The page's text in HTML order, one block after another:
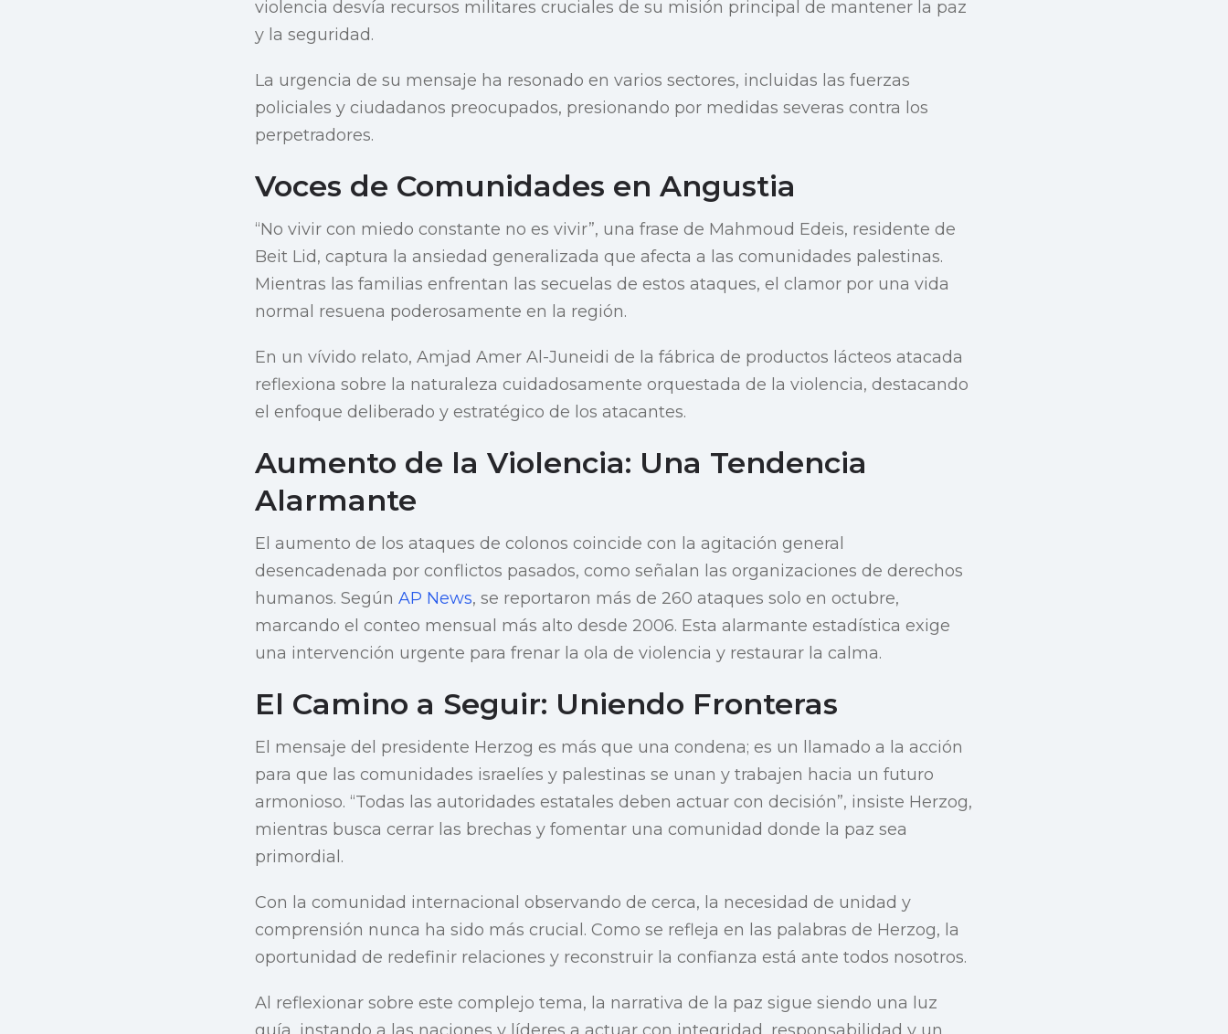
violencia desvía recursos militares cruciales de su misión principal de mantener la paz
y la seguridad.
La urgencia de su mensaje ha resonado en varios sectores, incluidas las fuerzas
policiales y ciudadanos preocupados, presionando por medidas severas contra los
perpetradores.
Voces de Comunidades en Angustia
“No vivir con miedo constante no es vivir”, una frase de Mahmoud Edeis, residente de
Beit Lid, captura la ansiedad generalizada que afecta a las comunidades palestinas.
Mientras las familias enfrentan las secuelas de estos ataques, el clamor por una vida
normal resuena poderosamente en la región.
En un vívido relato, Amjad Amer Al-Juneidi de la fábrica de productos lácteos atacada
reflexiona sobre la naturaleza cuidadosamente orquestada de la violencia, destacando
el enfoque deliberado y estratégico de los atacantes.
Aumento de la Violencia: Una Tendencia
Alarmante
El aumento de los ataques de colonos coincide con la agitación general
desencadenada por conflictos pasados, como señalan las organizaciones de derechos
humanos. Según AP News, se reportaron más de 260 ataques solo en octubre,
marcando el conteo mensual más alto desde 2006. Esta alarmante estadística exige
una intervención urgente para frenar la ola de violencia y restaurar la calma.
El Camino a Seguir: Uniendo Fronteras
El mensaje del presidente Herzog es más que una condena; es un llamado a la acción
para que las comunidades israelíes y palestinas se unan y trabajen hacia un futuro
armonioso. “Todas las autoridades estatales deben actuar con decisión”, insiste Herzog,
mientras busca cerrar las brechas y fomentar una comunidad donde la paz sea
primordial.
Con la comunidad internacional observando de cerca, la necesidad de unidad y
comprensión nunca ha sido más crucial. Como se refleja en las palabras de Herzog, la
oportunidad de redefinir relaciones y reconstruir la confianza está ante todos nosotros.
Al reflexionar sobre este complejo tema, la narrativa de la paz sigue siendo una luz